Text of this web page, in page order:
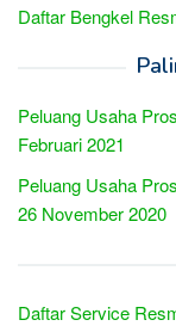
Daftar Bengkel
Peluang Usaha
Februari 2021
Peluang Usaha
26 November 2020
Daftar Service